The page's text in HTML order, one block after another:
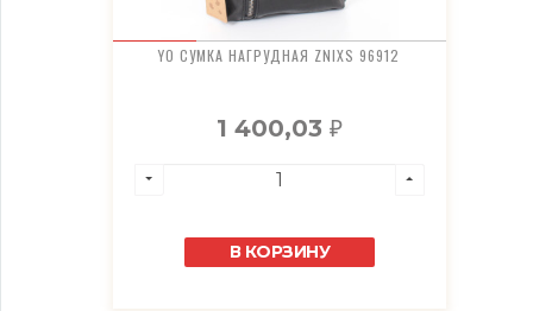
YO СУМКА НАГРУДНАЯ ZNIXS 96912
1 400,03 ₽
В КОРЗИНУ